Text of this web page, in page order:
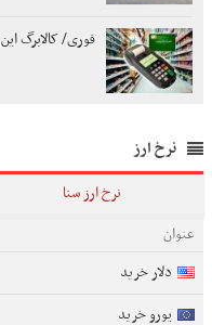
فوری/ کالابرگ این ۳ گروه از امروز شارژ شد
نرخ ارز
نرخ ارز سنا
عنوان
دلار خرید
یورو خرید